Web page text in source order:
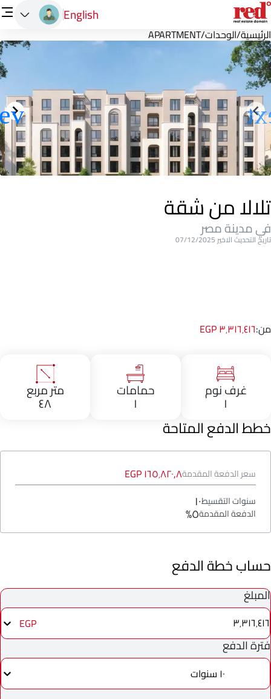
English
الرئيسية/الوحدات/
APARTMENT
تلالا من شقة
في مدينة مصر
تاريخ التحديث الاخير 07/12/2025
من:٣٬٣١٦٬٤١٦ EGP
غرف نوم
١
حمامات
١
متر مربع
٤٨
خطط الدفع المتاحة
سعر الدفعة المقدمة١٦٥٬٨٢٠٫٨ EGP
سنوات التقسيط١٠
الدفعة المقدمة٥%
حساب خطة الدفع
المبلغ
٣٬٣١٦٬٤١٦ EGP
فترة الدفع
١٠ سنوات